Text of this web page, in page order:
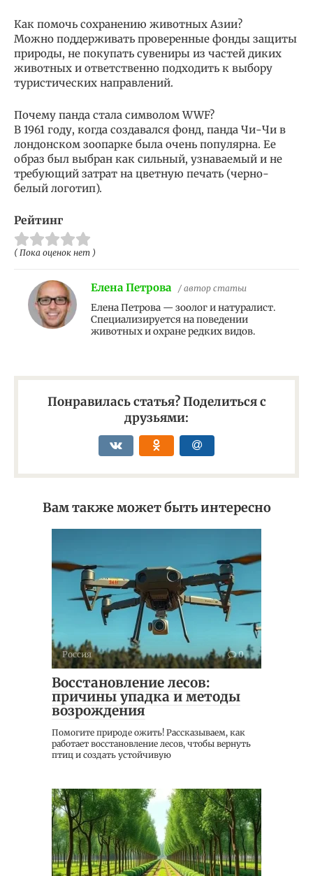
Как помочь сохранению животных Азии?
Можно поддерживать проверенные фонды защиты
природы, не покупать сувениры из частей диких
животных и ответственно подходить к выбору
туристических направлений.
Почему панда стала символом WWF?
В 1961 году, когда создавался фонд, панда Чи-Чи в
лондонском зоопарке была очень популярна. Ее
образ был выбран как сильный, узнаваемый и не
требующий затрат на цветную печать (черно-
белый логотип).
Рейтинг
( Пока оценок нет )
Елена Петрова / автор статьи
Елена Петрова — зоолог и натуралист.
Специализируется на поведении
животных и охране редких видов.
Понравилась статья? Поделиться с
друзьями:
Вам также может быть интересно
Россия 0
Восстановление лесов:
причины упадка и методы
возрождения
Помогите природе ожить! Рассказываем, как
работает восстановление лесов, чтобы вернуть
птиц и создать устойчивую